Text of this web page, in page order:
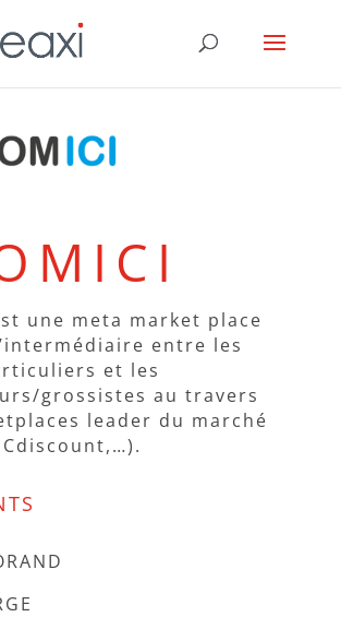
une meta market place
entre les
et les
grossistes au travers
leader du marché